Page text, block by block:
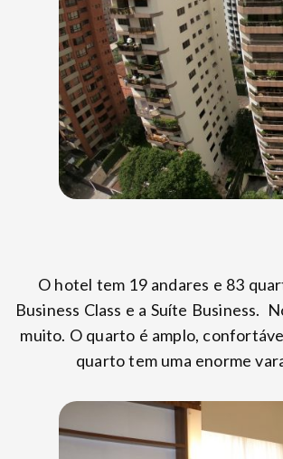
O hotel tem 19 andares e 83
Business Class e a Suíte Business.
muito. O quarto é amplo,
quarto tem uma enorme